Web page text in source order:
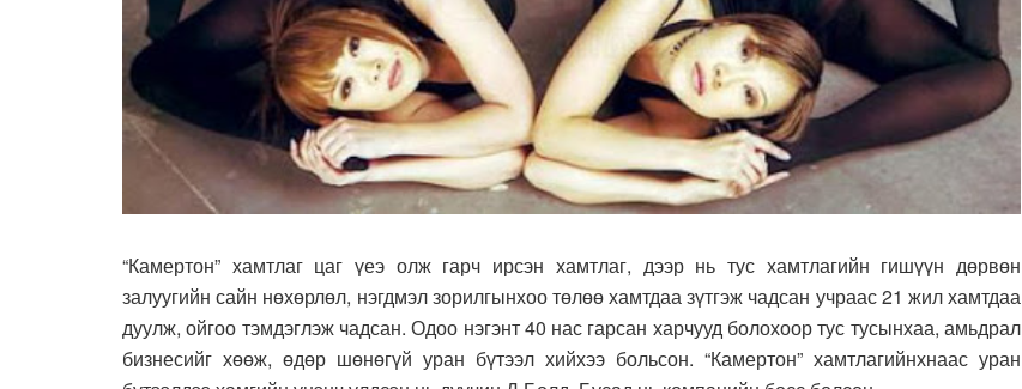
“Камертон” хамтлаг цаг үеэ олж гарч ирсэн хамтлаг, дээр нь тус хамтлагийн гишүүн дөрвөн
залуугийн сайн нөхөрлөл, нэгдмэл зорилгынхоо төлөө хамтдаа зүтгэж чадсан учраас 21 жил хамтдаа
дуулж, ойгоо тэмдэглэж чадсан. Одоо нэгэнт 40 нас гарсан харчууд болохоор тус тусынхаа, амьдрал
бизнесийг хөөж, өдөр шөнөгүй уран бүтээл хийхээ больсон. “Камертон” хамтлагийнхнаас уран